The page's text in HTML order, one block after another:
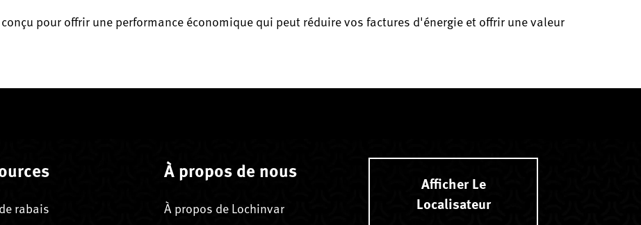
pour offrir une performance économique qui peut réduire vos factures d'énergie et offrir une valeur
rabais
À propos de nous
À propos de Lochinvar
Afficher Le
Localisateur